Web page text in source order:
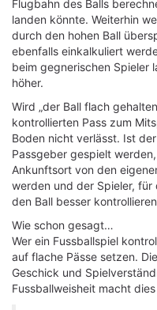
Flugbahn des Balls
landen könnte. Weiterhin
durch den hohen Ball
ebenfalls einkalkuliert
beim gegnerischen Spieler
höher.
Wird „der Ball flach
kontrollierten Pass zum
Boden nicht verlässt. Ist
Passgeber gespielt
Ankunftsort von den
werden und der Spieler,
den Ball besser
Wie schon gesagt…
Wer ein Fussballspiel
auf flache Pässe setzen.
Geschick und
Fussballweisheit macht